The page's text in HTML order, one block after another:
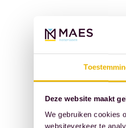
Deze website maakt
We gebruiken cookies
websiteverkeer te